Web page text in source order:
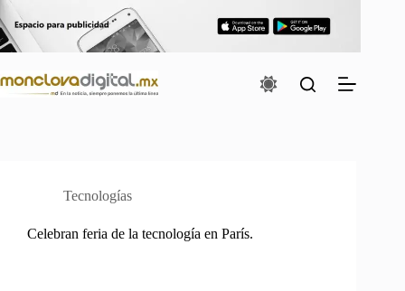
al
contenido
Tecnologías
Celebran feria de la tecnología en París.